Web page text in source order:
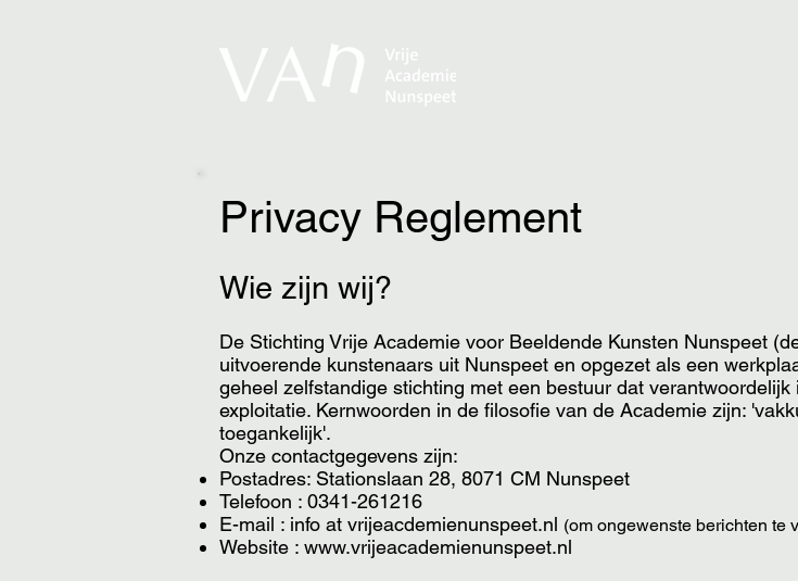
Privacy Reglement
Wie zijn wij?
De Stichting Vrije Academie voor Beeldende Kunsten Nunspeet
uitvoerende kunstenaars uit Nunspeet en opgezet als een
geheel zelfstandige stichting met een bestuur dat
exploitatie. Kernwoorden in de filosofie van de Academie zijn:
toegankelijk'.
Onze contactgegevens zijn:
Postadres: Stationslaan 28, 8071 CM Nunspeet
Telefoon : 0341-261216
E-mail : info at vrijeacdemienunspeet.nl (om ongewenste berichten te
Website : www.vrijeacademienunspeet.nl